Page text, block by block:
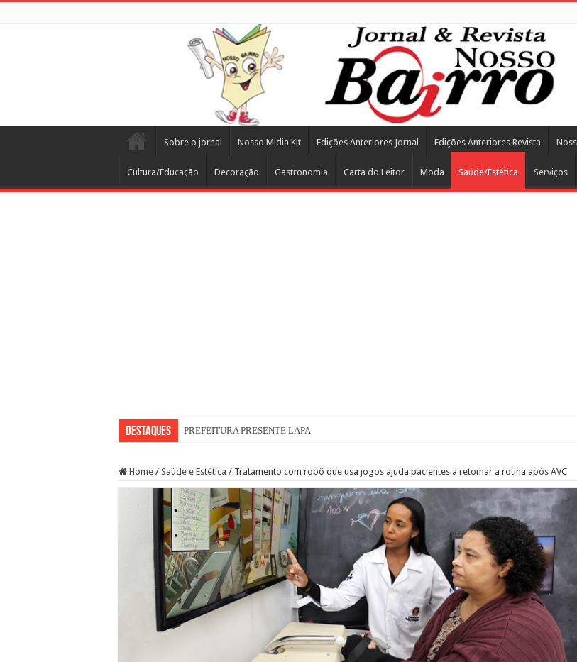
Sobre o jornal Nosso Midia Kit Edições Anteriores Jornal Edições Anteriores Revista
Cultura/Educação Decoração Gastronomia Carta do Leitor Moda Saúde/Estética Serviços
Destaques PREFEITURA PRESENTE LAPA
WST Burguer: uma história de superação, paixão pela gastronomia e amor pelo bairro
Home / Saúde e Estética / Tratamento com robô que usa jogos ajuda pacientes a retomar a rotina após AVC